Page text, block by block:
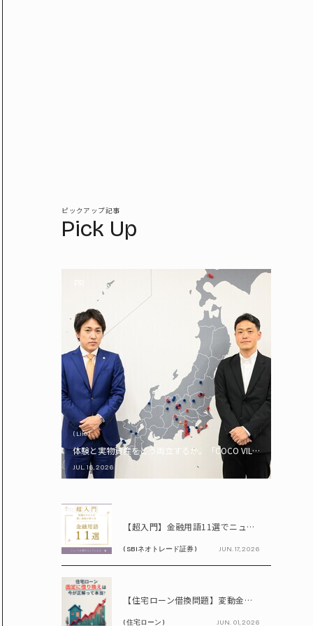
ピックアップ記事
Pick Up
( Life )
体験と実物資産をどう両立するか。「COCO VILLA Owners」
JUL. 16, 2026
PR
【超入門】金融用語11選でニュースが読める！ 知識ゼロからの賢い資産の育て方
( SBIネオトレード証券 ) JUN. 17, 2026
PR
【住宅ローン借換問題】変動金利が上昇中!! 固定に借り換えるなら今が正解って本当? シミュレーションで比較してみよう
( 住宅ローン ) JUN. 01, 2026